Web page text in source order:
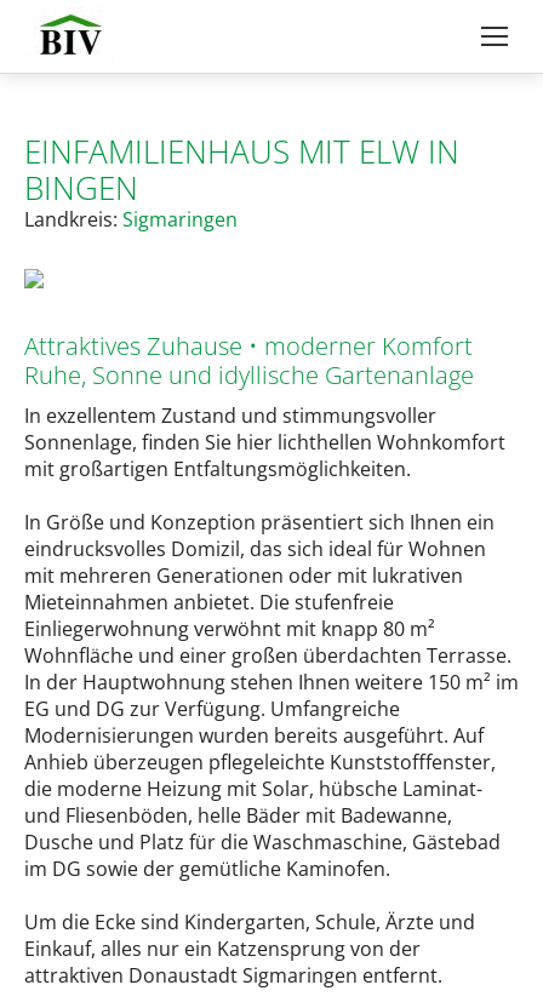
EINFAMILIENHAUS MIT ELW IN
BINGEN
Landkreis: Sigmaringen
Attraktives Zuhause • moderner Komfort
Ruhe, Sonne und idyllische Gartenanlage
In exzellentem Zustand und stimmungsvoller
Sonnenlage, finden Sie hier lichthellen Wohnkomfort
mit großartigen Entfaltungsmöglichkeiten.
In Größe und Konzeption präsentiert sich Ihnen ein
eindrucksvolles Domizil, das sich ideal für Wohnen
mit mehreren Generationen oder mit lukrativen
Mieteinnahmen anbietet. Die stufenfreie
Einliegerwohnung verwöhnt mit knapp 80 m²
Wohnfläche und einer großen überdachten Terrasse.
In der Hauptwohnung stehen Ihnen weitere 150 m² im
EG und DG zur Verfügung. Umfangreiche
Modernisierungen wurden bereits ausgeführt. Auf
Anhieb überzeugen pflegeleichte Kunststofffenster,
die moderne Heizung mit Solar, hübsche Laminat-
und Fliesenböden, helle Bäder mit Badewanne,
Dusche und Platz für die Waschmaschine, Gästebad
im DG sowie der gemütliche Kaminofen.
Um die Ecke sind Kindergarten, Schule, Ärzte und
Einkauf, alles nur ein Katzensprung von der
attraktiven Donaustadt Sigmaringen entfernt.